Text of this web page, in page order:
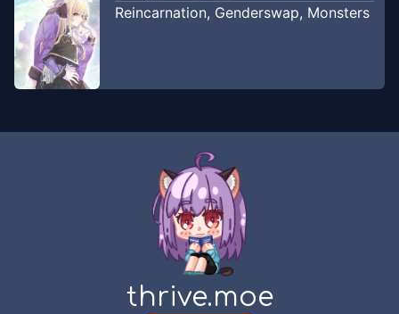
Reincarnation, Genderswap, Monsters
thrive.moe